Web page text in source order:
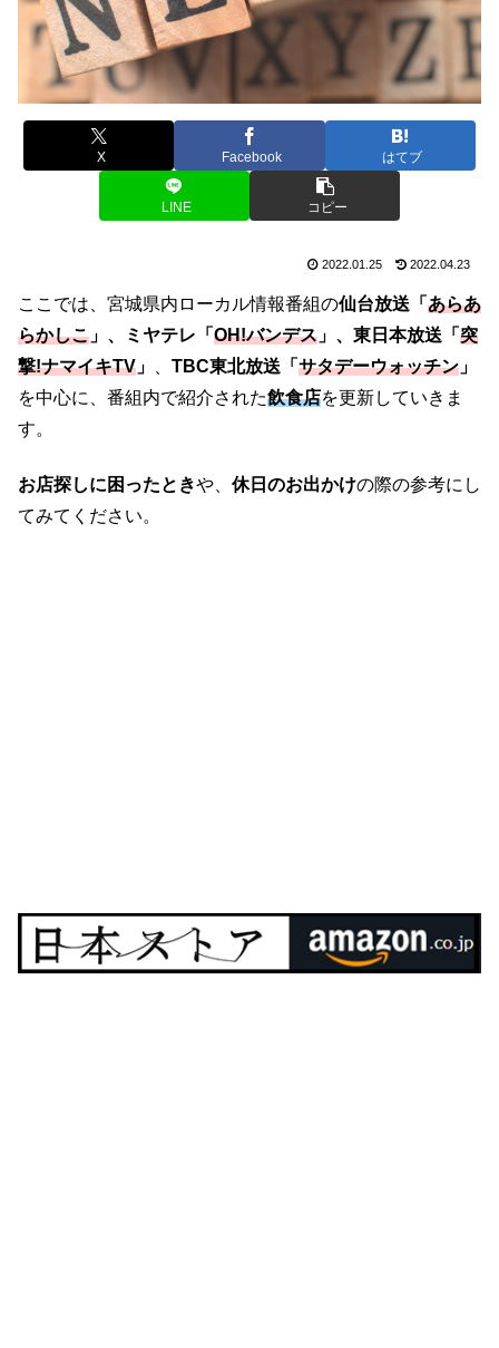
X Facebook はてブ
LINE コピー
2022.01.25 2022.04.23
ここでは、宮城県内ローカル情報番組の仙台放送「 あらあ
らかしこ 」、ミヤテレ「 OH!バンデス 」、東日本放送「 突
撃!ナマイキTV 」 TBC東北放送「 サタデーウォッチン 」
を中心に、番組内で紹介された飲食店を更新していきま
す。
お店探しに困ったときや、 休日のお出かけの際の参考にし
てみてください。